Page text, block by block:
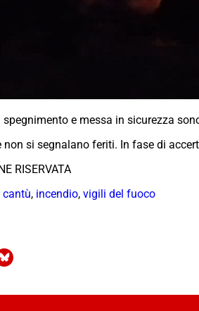
e messa in sicurezza
non si segnalano feriti. In fase di
RISERVATA
cantù, incendio, vigili del fuoco